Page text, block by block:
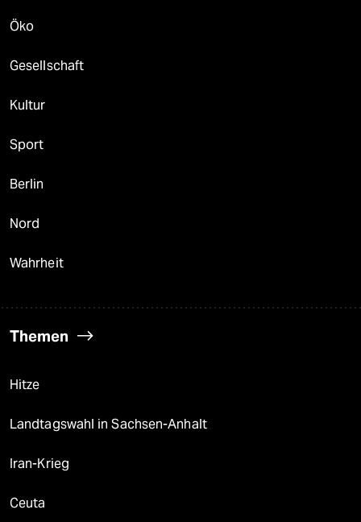
Öko
Gesellschaft
Kultur
Sport
Berlin
Nord
Wahrheit
Themen
Hitze
Landtagswahl in Sachsen-Anhalt
Iran-Krieg
Ceuta